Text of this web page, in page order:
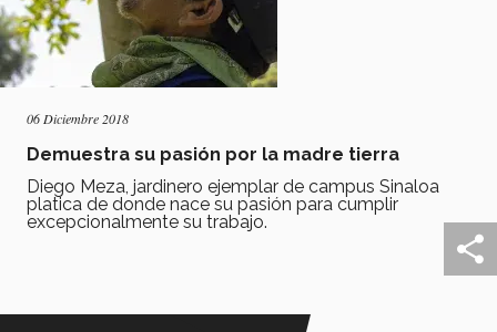
06 Diciembre 2018
Demuestra su pasión por la madre tierra
Diego Meza, jardinero ejemplar de campus Sinaloa
platica de donde nace su pasión para cumplir
excepcionalmente su trabajo.